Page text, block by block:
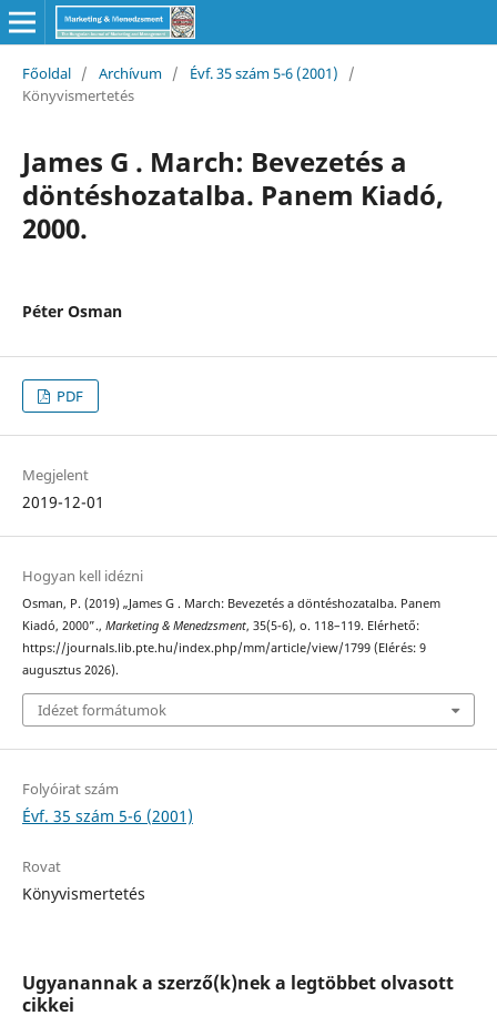
Főoldal / Archívum / Évf. 35 szám 5-6 (2001)
/
Könyvismertetés
James G . March: Bevezetés a
döntéshozatalba. Panem Kiadó,
2000.
Péter Osman
PDF
Megjelent
2019-12-01
Hogyan kell idézni
Osman, P. (2019) „James G . March: Bevezetés a döntéshozatalba. Panem
Kiadó, 2000”., Marketing & Menedzsment, 35(5-6), o. 118–119. Elérhető:
https://journals.lib.pte.hu/index.php/mm/article/view/1799 (Elérés: 9
augusztus 2026).
Idézet formátumok
Folyóirat szám
Évf. 35 szám 5-6 (2001)
Rovat
Könyvismertetés
Ugyanannak a szerző(k)nek a legtöbbet olvasott
cikkei